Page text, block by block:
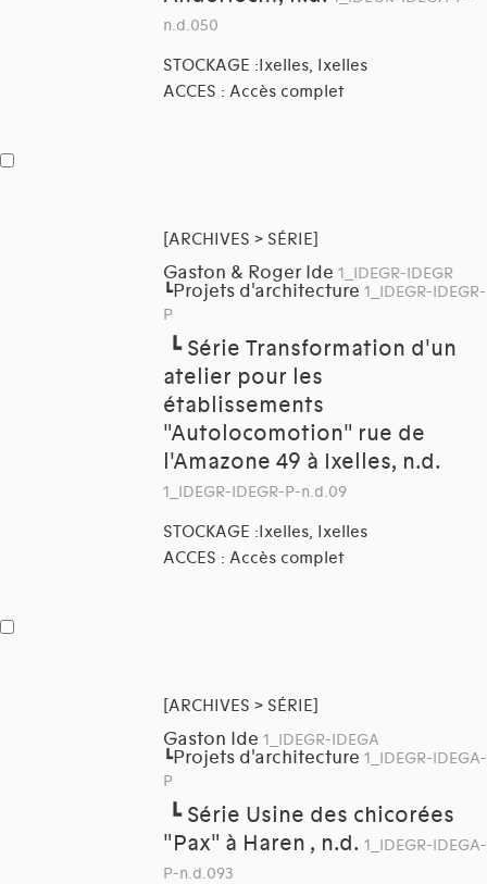
n.d.050
STOCKAGE :Ixelles, Ixelles
ACCES : Accès complet
[ARCHIVES > SÉRIE]
Gaston & Roger Ide 1_IDEGR-IDEGR
┗Projets d'architecture 1_IDEGR-IDEGR-
P
┗ Série Transformation d'un
atelier pour les
établissements
"Autolocomotion" rue de
l'Amazone 49 à Ixelles, n.d.
1_IDEGR-IDEGR-P-n.d.09
STOCKAGE :Ixelles, Ixelles
ACCES : Accès complet
[ARCHIVES > SÉRIE]
Gaston Ide 1_IDEGR-IDEGA
┗Projets d'architecture 1_IDEGR-IDEGA-
P
┗ Série Usine des chicorées
"Pax" à Haren , n.d. 1_IDEGR-IDEGA-
P-n.d.093